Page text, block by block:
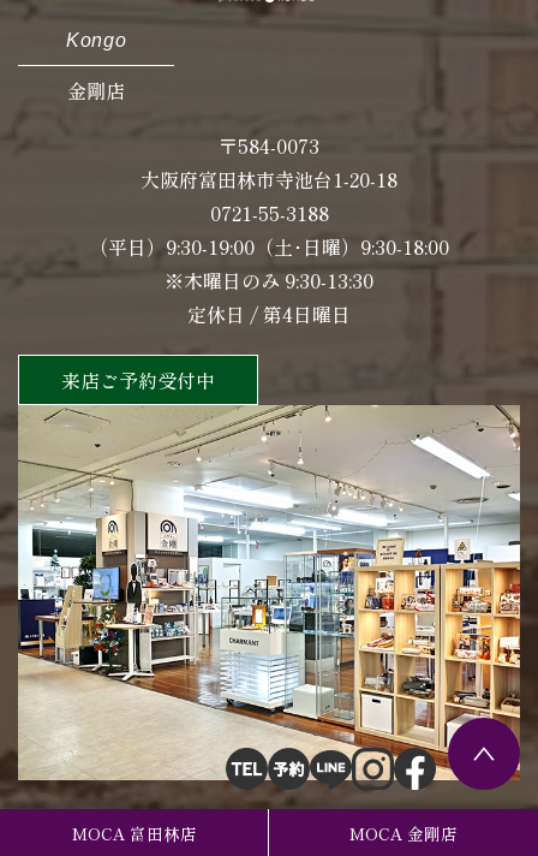
MOCA 富田林店 MOCA 金剛店
Kongo
金剛店
〒584-0073
大阪府富田林市寺池台1-20-18
0721-55-3188
（平日）9:30-19:00（土･日曜）9:30-18:00
※木曜日のみ 9:30-13:30
定休日 / 第4日曜日
来店ご予約受付中